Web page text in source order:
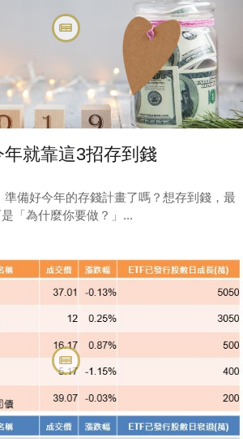
年就靠這3招存到錢
備好今年的存錢計畫了嗎？想存到錢，最
「為什麼你要做？」...